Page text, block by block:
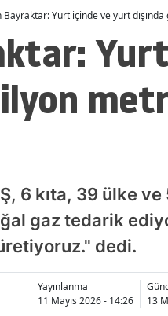
Bayraktar: Yurt içinde ve yurt
6 kıta, 39 ülke
gaz tedarik
dedi.
Yayınlanma
11 Mayıs 2026 - 14:26
13